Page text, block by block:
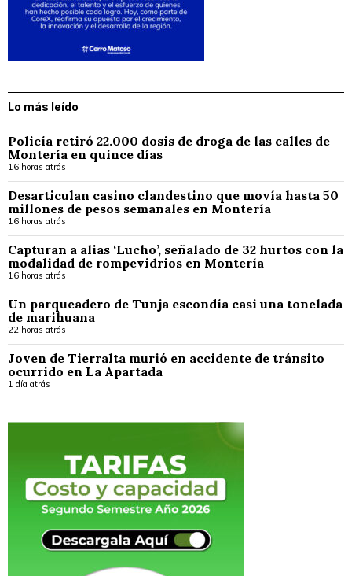
Lo más leído
Policía retiró 22.000 dosis de droga de las calles de
Montería en quince días
16 horas atrás
Desarticulan casino clandestino que movía hasta 50
millones de pesos semanales en Montería
16 horas atrás
Capturan a alias ‘Lucho’, señalado de 32 hurtos con la
modalidad de rompevidrios en Montería
16 horas atrás
Un parqueadero de Tunja escondía casi una tonelada
de marihuana
22 horas atrás
Joven de Tierralta murió en accidente de tránsito
ocurrido en La Apartada
1 día atrás